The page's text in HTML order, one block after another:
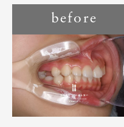
before